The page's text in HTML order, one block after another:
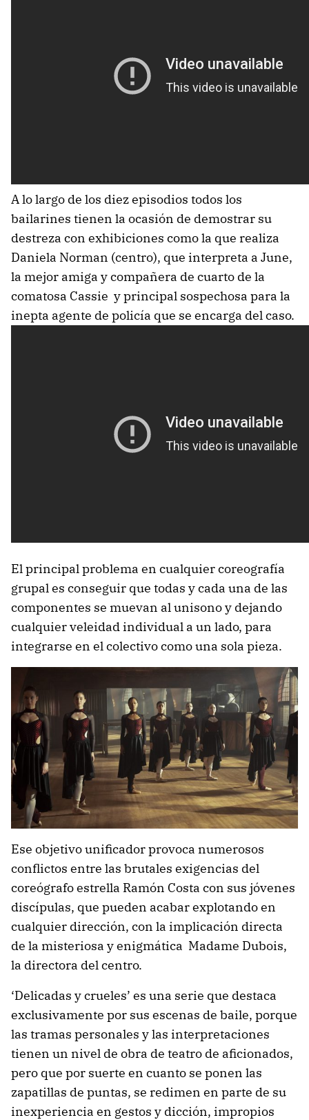
A lo largo de los diez episodios todos los
bailarines tienen la ocasión de demostrar su
destreza con exhibiciones como la que realiza
Daniela Norman (centro), que interpreta a June,
la mejor amiga y compañera de cuarto de la
comatosa Cassie y principal sospechosa para la
inepta agente de policía que se encarga del caso.
El principal problema en cualquier coreografía
grupal es conseguir que todas y cada una de las
componentes se muevan al unisono y dejando
cualquier veleidad individual a un lado, para
integrarse en el colectivo como una sola pieza.
Ese objetivo unificador provoca numerosos
conflictos entre las brutales exigencias del
coreógrafo estrella Ramón Costa con sus jóvenes
discípulas, que pueden acabar explotando en
cualquier dirección, con la implicación directa
de la misteriosa y enigmática Madame Dubois,
la directora del centro.
‘Delicadas y crueles’ es una serie que destaca
exclusivamente por sus escenas de baile, porque
las tramas personales y las interpretaciones
tienen un nivel de obra de teatro de aficionados,
pero que por suerte en cuanto se ponen las
zapatillas de puntas, se redimen en parte de su
inexperiencia en gestos y dicción, impropios